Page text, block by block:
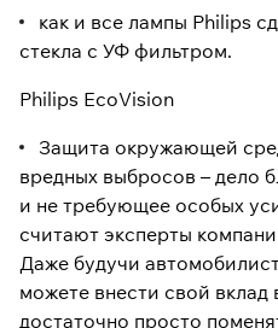
как и все лампы Philips
стекла с УФ фильтром.
Philips EcoVision
Защита окружающей
вредных выбросов – дело
и не требующее особых
считают эксперты
Даже будучи
можете внести свой
достаточно просто